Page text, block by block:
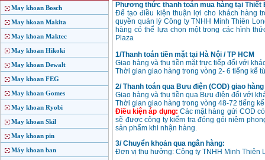
May khoan Bosch
May hkoan Makita
May khoan Maktec
May khoan Hikoki
May khoan Dewalt
May khoan FEG
May khoan Gomes
May khoan Ryobi
May khoan Skil
May khoan pin
Máy khoan ban
Phương thức thanh toán mua hàng tại Thiết
Để tạo điều kiện thuận lợi cho khách hàng
quyền quản lý Công ty TNHH Minh Thiên
hàng có thể lựa chọn một trong các hình
Plaza
1/Thanh toán tiền mặt tại Hà Nội / TP HCM
Giao hàng và thu tiền mặt trực tiếp đối với
Thời gian giao hàng trong vòng 2- 6 tiếng kể
2/ Thanh toán qua Bưu điện (COD) giao
Giao hàng và thu tiền qua Bưu điện đối với
Thời gian giao hàng trong vòng 48-72 tiếng
Điều kiện áp dụng: Các mặt hàng gửi COD
sẽ được công ty kiểm tra đóng gói niêm
sản phẩm khi nhận hàng.
3/ Chuyển khoản qua ngân hàng:
Đơn vị thụ hưởng: Công ty TNHH Minh Thiên